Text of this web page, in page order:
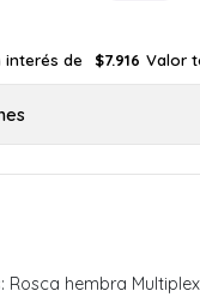
interés de $7.916 Valor
Rosca hembra